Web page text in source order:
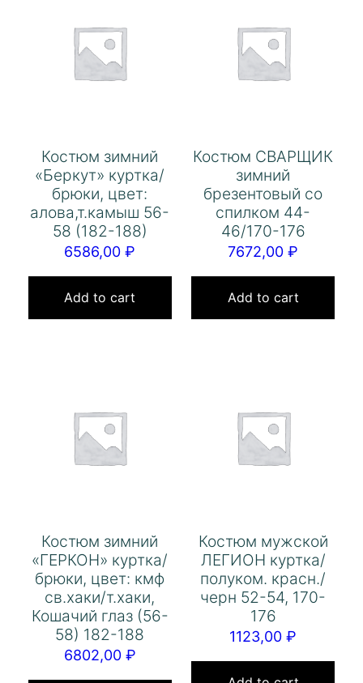
Костюм зимний
«Беркут» куртка/
брюки, цвет:
алова,т.камыш 56-
58 (182-188)
6586,00₽
Add to cart
Костюм СВАРЩИК
зимний
брезентовый со
спилком 44-
46/170-176
7672,00₽
Add to cart
Костюм зимний
«ГЕРКОН» куртка/
брюки, цвет: кмф
св.хаки/т.хаки,
Кошачий глаз (56-
58) 182-188
6802,00 ₽
Костюм мужской
ЛЕГИОН куртка/
полуком. красн./
черн 52-54, 170-
176
1123,00₽